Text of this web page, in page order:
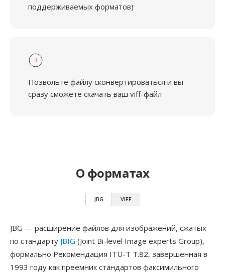
поддерживаемых форматов)
3
Позвольте файлу сконвертироваться и вы
сразу сможете скачать ваш viff-файл
О форматах
JBG VIFF
JBG — расширение файлов для изображений, сжатых
по стандарту JBIG (Joint Bi-level Image experts Group),
формально Рекомендация ITU-T T.82, завершенная в
1993 году как преемник стандартов факсимильного